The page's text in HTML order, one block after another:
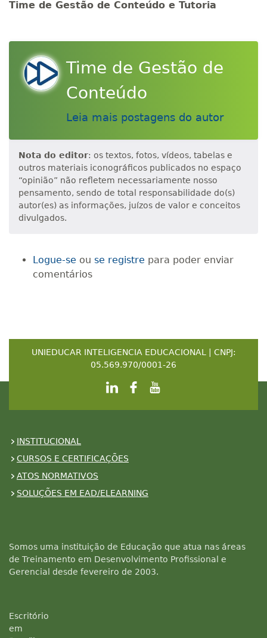
Time de Gestão de Conteúdo e Tutoria
Time de Gestão de
Conteúdo
Leia mais postagens do autor
Nota do editor: os textos, fotos, vídeos, tabelas e
outros materiais iconográficos publicados no espaço
“opinião” não refletem necessariamente nosso
pensamento, sendo de total responsabilidade do(s)
autor(es) as informações, juízos de valor e conceitos
divulgados.
Logue-se ou se registre para poder enviar
comentários
UNIEDUCAR INTELIGENCIA EDUCACIONAL | CNPJ:
05.569.970/0001-26
INSTITUCIONAL
CURSOS E CERTIFICAÇÕES
ATOS NORMATIVOS
SOLUÇÕES EM EAD/ELEARNING
Somos uma instituição de Educação que atua nas áreas
de Treinamento em Desenvolvimento Profissional e
Gerencial desde fevereiro de 2003.
Escritório
em